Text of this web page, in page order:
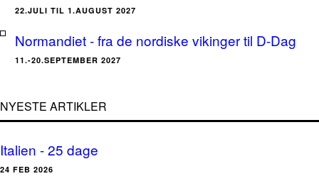
22.JULI TIL 1.AUGUST 2027
Normandiet - fra de nordiske vikinger til D-Dag
11.-20.SEPTEMBER 2027
NYESTE ARTIKLER
Italien - 25 dage
24 FEB 2026